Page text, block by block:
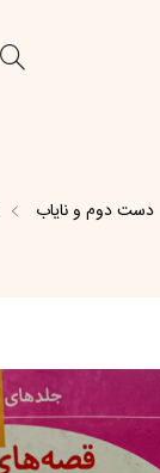
دست دوم و نایاب